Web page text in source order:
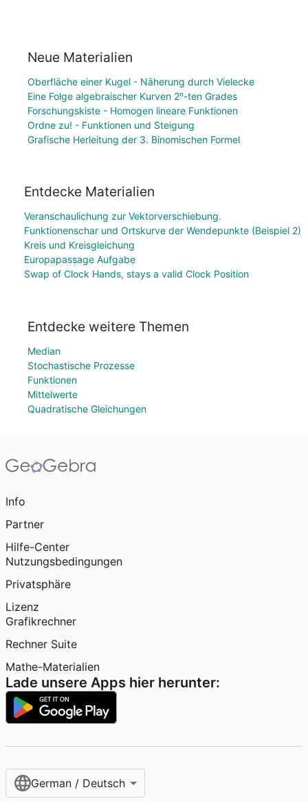
Neue Materialien
Oberfläche einer Kugel - Näherung durch Vielecke
Eine Folge algebraischer Kurven 2ⁿ-ten Grades
Forschungskiste - Homogen lineare Funktionen
Ordne zu! - Funktionen und Steigung
Grafische Herleitung der 3. Binomischen Formel
Entdecke Materialien
Veranschaulichung zur Vektorverschiebung.
Funktionenschar und Ortskurve der Wendepunkte (Beispiel 2)
Kreis und Kreisgleichung
Europapassage Aufgabe
Swap of Clock Hands, stays a valid Clock Position
Entdecke weitere Themen
Median
Stochastische Prozesse
Funktionen
Mittelwerte
Quadratische Gleichungen
Info
Partner
Hilfe-Center
Nutzungsbedingungen
Privatsphäre
Lizenz
Grafikrechner
Rechner Suite
Mathe-Materialien
Lade unsere Apps hier herunter:
German / Deutsch